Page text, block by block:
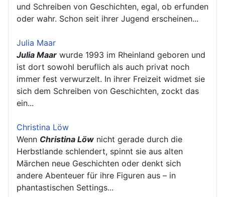
und Schreiben von Geschichten, egal, ob erfunden
oder wahr. Schon seit ihrer Jugend erscheinen...
Julia Maar
Julia Maar wurde 1993 im Rheinland geboren und
ist dort sowohl beruflich als auch privat noch
immer fest verwurzelt. In ihrer Freizeit widmet sie
sich dem Schreiben von Geschichten, zockt das
ein...
Christina Löw
Wenn Christina Löw nicht gerade durch die
Herbstlande schlendert, spinnt sie aus alten
Märchen neue Geschichten oder denkt sich
andere Abenteuer für ihre Figuren aus – in
phantastischen Settings...